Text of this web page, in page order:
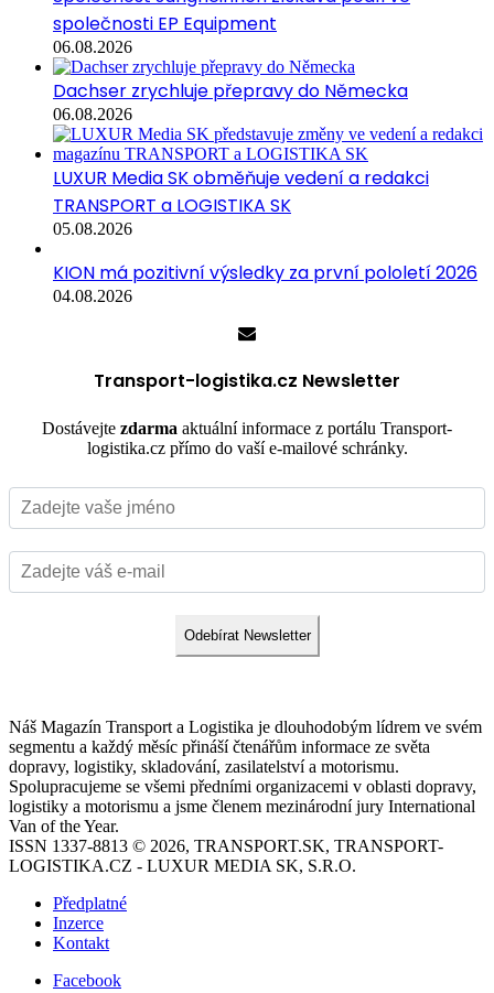
společnosti EP Equipment
06.08.2026
Dachser zrychluje přepravy do Německa
06.08.2026
LUXUR Media SK obměňuje vedení a redakci
TRANSPORT a LOGISTIKA SK
05.08.2026
KION má pozitivní výsledky za první pololetí 2026
04.08.2026
Transport-logistika.cz Newsletter
Dostávejte zdarma aktuální informace z portálu Transport-
logistika.cz přímo do vaší e-mailové schránky.
Odebírat Newsletter
Náš Magazín Transport a Logistika je dlouhodobým lídrem ve svém
segmentu a každý měsíc přináší čtenářům informace ze světa
dopravy, logistiky, skladování, zasilatelství a motorismu.
Spolupracujeme se všemi předními organizacemi v oblasti dopravy,
logistiky a motorismu a jsme členem mezinárodní jury International
Van of the Year.
ISSN 1337-8813 © 2026, TRANSPORT.SK, TRANSPORT-
LOGISTIKA.CZ - LUXUR MEDIA SK, S.R.O.
Předplatné
Inzerce
Kontakt
Facebook